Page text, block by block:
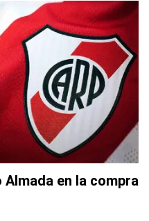
en la compra